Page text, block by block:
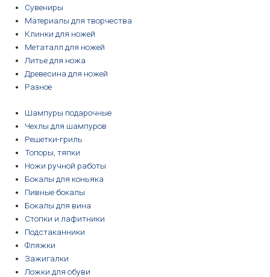
Сувениры
Материалы для творчества
Клинки для ножей
Метаталл для ножей
Литье для ножа
Древесина для ножей
Разное
Шампуры подарочные
Чехлы для шампуров
Решетки-гриль
Топоры, тяпки
Ножи ручной работы
Бокалы для коньяка
Пивные бокалы
Бокалы для вина
Стопки и лафитники
Подстаканники
Фляжки
Зажигалки
Ложки для обуви